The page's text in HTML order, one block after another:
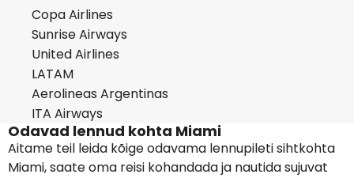
Copa Airlines
Sunrise Airways
United Airlines
LATAM
Aerolineas Argentinas
ITA Airways
Odavad lennud kohta Miami
Aitame teil leida kõige odavama lennupileti sihtkohta
Miami, saate oma reisi kohandada ja nautida sujuvat